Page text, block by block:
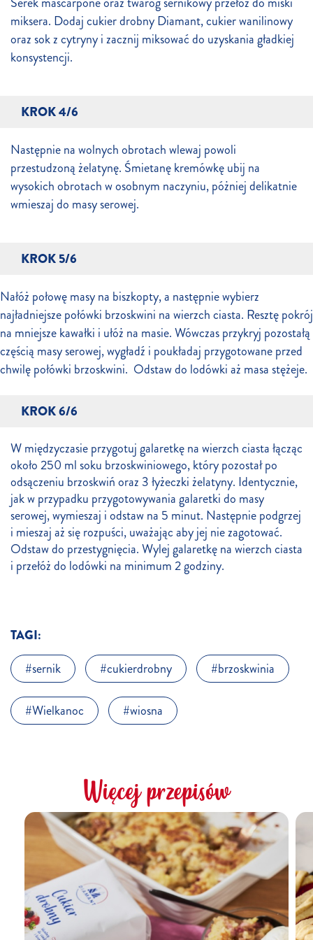
miksera. Dodaj cukier drobny Diamant, cukier wanilinowy
oraz sok z cytryny i zacznij miksować do uzyskania gładkiej
konsystencji.
KROK 4/6
Następnie na wolnych obrotach wlewaj powoli
przestudzoną żelatynę. Śmietanę kremówkę ubij na
wysokich obrotach w osobnym naczyniu, póżniej delikatnie
wmieszaj do masy serowej.
KROK 5/6
Nałóż połowę masy na biszkopty, a następnie wybierz
najładniejsze połówki brzoskwini na wierzch ciasta. Resztę pokrój
na mniejsze kawałki i ułóż na masie. Wówczas przykryj pozostałą
częścią masy serowej, wygładź i poukładaj przygotowane przed
chwilę połówki brzoskwini. Odstaw do lodówki aż masa stężeje.
KROK 6/6
W międzyczasie przygotuj galaretkę na wierzch ciasta łącząc
około 250 ml soku brzoskwiniowego, który pozostał po
odsączeniu brzoskwiń oraz 3 łyżeczki żelatyny. Identycznie,
jak w przypadku przygotowywania galaretki do masy
serowej, wymieszaj i odstaw na 5 minut. Następnie podgrzej
i mieszaj aż się rozpuści, uważając aby jej nie zagotować.
Odstaw do przestygnięcia. Wylej galaretkę na wierzch ciasta
i przełóż do lodówki na minimum 2 godziny.
TAGI:
sernik
cukierdrobny brzoskwinia
Wielkanoc wiosna
Więcej przepisów